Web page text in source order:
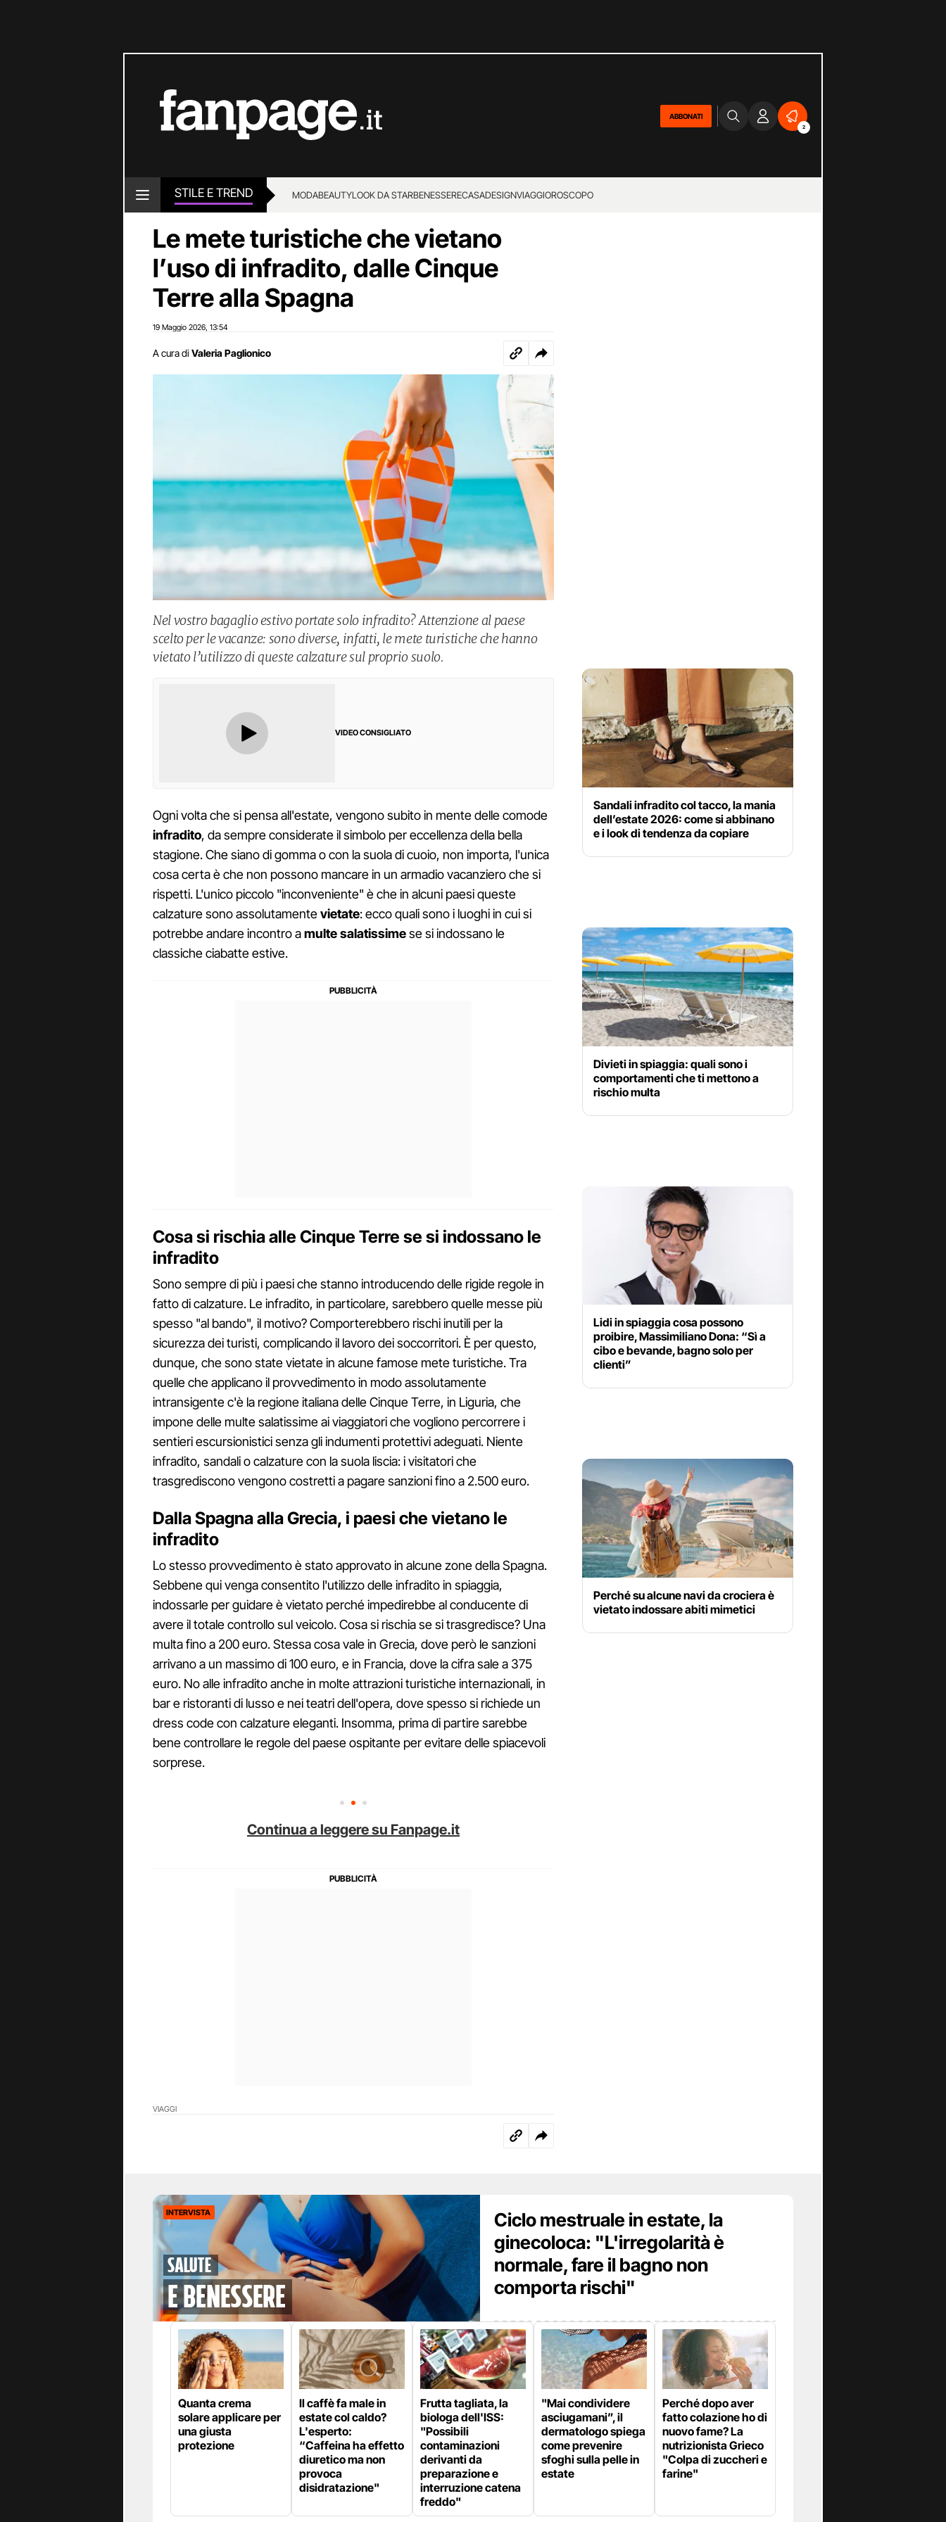
ABBONATI
2
STILE E TREND MODABEAUTYLOOK DA STARBENESSERECASADESIGNVIAGGIOROSCOPO
Le mete turistiche che vietano
l’uso di infradito, dalle Cinque
Terre alla Spagna
19 Maggio 2026 13:54
A cura di Valeria Paglionico
Nel vostro bagaglio estivo portate solo infradito? Attenzione al paese
scelto per le vacanze: sono diverse, infatti, le mete turistiche che hanno
vietato l’utilizzo di queste calzature sul proprio suolo.
VIDEO CONSIGLIATO
Ogni volta che si pensa all'estate, vengono subito in mente delle comode
infradito, da sempre considerate il simbolo per eccellenza della bella
stagione. Che siano di gomma o con la suola di cuoio, non importa, l'unica
cosa certa è che non possono mancare in un armadio vacanziero che si
rispetti. L'unico piccolo "inconveniente" è che in alcuni paesi queste
calzature sono assolutamentevietate: ecco quali sono i luoghi in cui si
potrebbe andare incontro amulte salatissimese si indossano le
classiche ciabatte estive.
Cosa si rischia alle Cinque Terre se si indossano le
infradito
Sono sempre di più i paesi che stanno introducendo delle rigide regole in
fatto di calzature. Le infradito, in particolare, sarebbero quelle messe più
spesso "al bando", il motivo? Comporterebbero rischi inutili per la
sicurezza dei turisti, complicando il lavoro dei soccorritori. È per questo,
dunque, che sono state vietate in alcune famose mete turistiche. Tra
quelle che applicano il provvedimento in modo assolutamente
intransigente c'è la regione italiana delle Cinque Terre, in Liguria, che
impone delle multe salatissime ai viaggiatori che vogliono percorrere i
sentieri escursionistici senza gli indumenti protettivi adeguati. Niente
infradito, sandali o calzature con la suola liscia: i visitatori che
trasgrediscono vengono costretti a pagare sanzioni fino a 2.500 euro.
Dalla Spagna alla Grecia, i paesi che vietano le
infradito
Lo stesso provvedimento è stato approvato in alcune zone della Spagna.
Sebbene qui venga consentito l'utilizzo delle infradito in spiaggia,
indossarle per guidare è vietato perché impedirebbe al conducente di
avere il totale controllo sul veicolo. Cosa si rischia se si trasgredisce? Una
multa fino a 200 euro. Stessa cosa vale in Grecia, dove però le sanzioni
arrivano a un massimo di 100 euro, e in Francia, dove la cifra sale a 375
euro. No alle infradito anche in molte attrazioni turistiche internazionali, in
bar e ristoranti di lusso e nei teatri dell'opera, dove spesso si richiede un
dress code con calzature eleganti. Insomma, prima di partire sarebbe
bene controllare le regole del paese ospitante per evitare delle spiacevoli
sorprese.
Continua a leggere su Fanpage.it
VIAGGI
Sandali infradito col tacco, la mania
dell’estate 2026: come si abbinano
e i look di tendenza da copiare
Divieti in spiaggia: quali sono i
comportamenti che ti mettono a
rischio multa
Lidi in spiaggia cosa possono
proibire, Massimiliano Dona: “Sì a
cibo e bevande, bagno solo per
clienti”
Perché su alcune navi da crociera è
vietato indossare abiti mimetici
INTERVISTA
Salute
e benessere
Ciclo mestruale in estate, la
ginecoloca: "L'irregolarità è
normale, fare il bagno non
comporta rischi"
Quanta crema
solare applicare per
una giusta
protezione
Il caffè fa male in
estate col caldo?
L'esperto:
“Caffeina ha effetto
diuretico ma non
provoca
disidratazione"
Frutta tagliata, la
biologa dell'ISS:
"Possibili
contaminazioni
derivanti da
preparazione e
interruzione catena
freddo"
"Mai condividere
asciugamani”, il
dermatologo spiega
come prevenire
sfoghi sulla pelle in
estate
Perché dopo aver
fatto colazione ho di
nuovo fame? La
nutrizionista Grieco
"Colpa di zuccheri e
farine"